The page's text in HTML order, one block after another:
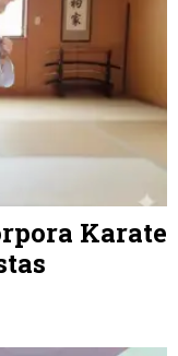
Karate